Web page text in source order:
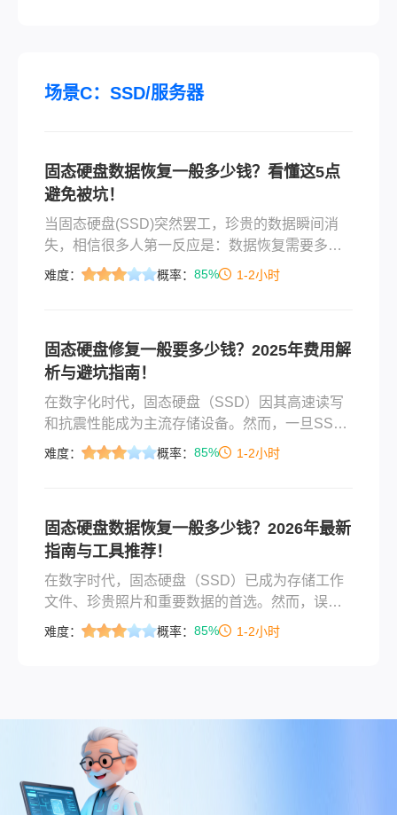
场景C：SSD/服务器
固态硬盘数据恢复一般多少钱？看懂这5点
避免被坑！
当固态硬盘(SSD)突然罢工，珍贵的数据瞬间消
失，相信很多人第一反应是：数据恢复需要多少
钱？ 然而，这个问题没有简单答案。与机械硬盘
态硬盘数据恢复价格的关键因素，提供真实的价
格区间参考，并揭示行业潜在陷阱，助您在数据
危机面前做出明智决策。
难度： 概率： 85% 1-2小时
固态硬盘修复一般要多少钱？2025年费用解
析与避坑指南！
在数字化时代，固态硬盘（SSD）因其高速读写
和抗震性能成为主流存储设备。然而，一旦SSD
出现故障，数据恢复和修复的复杂性远高于传统
2025年固态硬盘修复的市场行情，助您在数据危
机中理性决策。
难度： 概率： 85% 1-2小时
固态硬盘数据恢复一般多少钱？2026年最新
指南与工具推荐！
在数字时代，固态硬盘（SSD）已成为存储工作
文件、珍贵照片和重要数据的首选。然而，误
删、系统崩溃或硬件故障导致的数据丢失，往往
难度： 概率： 85% 1-2小时